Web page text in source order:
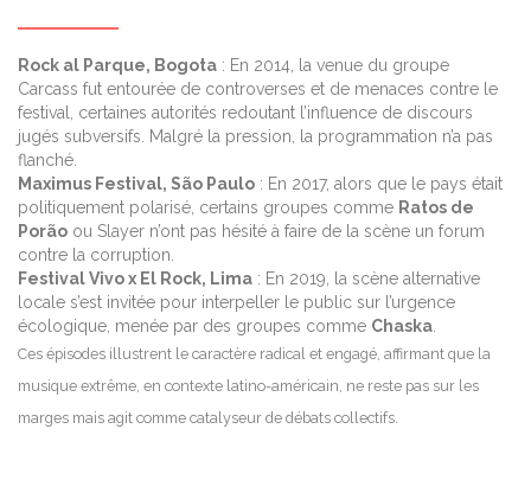
Rock al Parque, Bogota : En 2014, la venue du groupe
Carcass fut entourée de controverses et de menaces contre le
festival, certaines autorités redoutant l’influence de discours
jugés subversifs. Malgré la pression, la programmation n’a pas
flanché.
Maximus Festival, São Paulo : En 2017, alors que le pays était
politiquement polarisé, certains groupes comme Ratos de
Porão ou Slayer n’ont pas hésité à faire de la scène un forum
contre la corruption.
Festival Vivo x El Rock, Lima : En 2019, la scène alternative
locale s’est invitée pour interpeller le public sur l’urgence
écologique, menée par des groupes comme Chaska
Ces épisodes illustrent le caractère radical et engagé, affirmant que la
musique extrême, en contexte latino-américain, ne reste pas sur les
marges mais agit comme catalyseur de débats collectifs.